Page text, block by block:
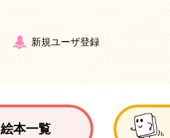
新規ユーザ登録
絵本一覧